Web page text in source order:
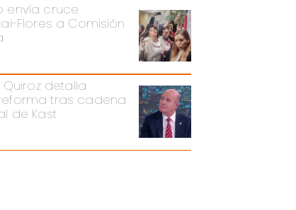
envía cruce
Flores a Comisión
Quiroz detalla
tras cadena
de Kast